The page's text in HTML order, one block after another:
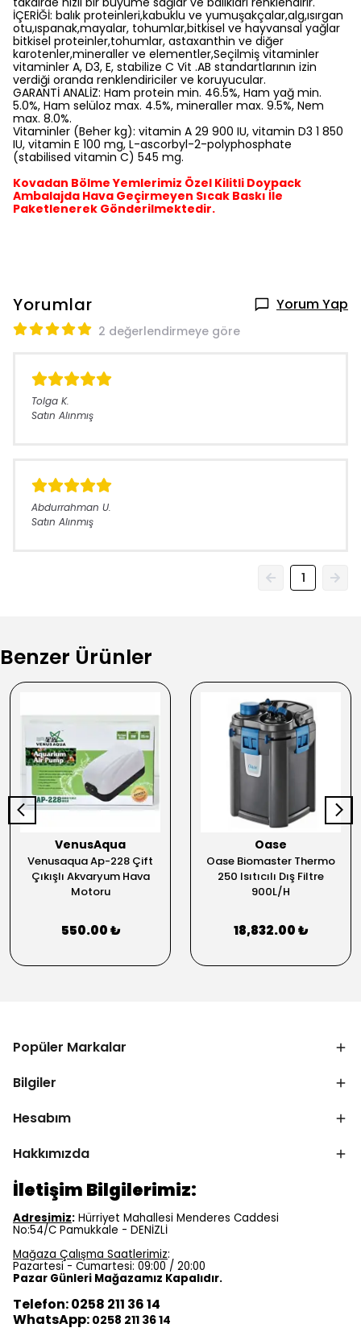
İÇERİĞİ: balık proteinleri,kabuklu ve yumuşakçalar,alg,ısırgan
otu,ıspanak,mayalar, tohumlar,bitkisel ve hayvansal yağlar
bitkisel proteinler,tohumlar, astaxanthin ve diğer
karotenler,mineraller ve elementler,Seçilmiş vitaminler
vitaminler A, D3, E, stabilize C Vit .AB standartlarının izin
verdiği oranda renklendiriciler ve koruyucular.
GARANTİ ANALİZ: Ham protein min. 46.5%, Ham yağ min.
5.0%, Ham selüloz max. 4.5%, mineraller max. 9.5%, Nem
max. 8.0%.
Vitaminler (Beher kg): vitamin A 29 900 IU, vitamin D3 1 850
IU, vitamin E 100 mg, L-ascorbyl-2-polyphosphate
(stabilised vitamin C) 545 mg.
Kovadan Bölme Yemlerimiz Özel Kilitli Doypack
Ambalajda Hava Geçirmeyen Sıcak Baskı İle
Paketlenerek Gönderilmektedir.
Yorumlar Yorum Yap
2 değerlendirmeye göre
Tolga K.
Satın Alınmış
Abdurrahman U.
Satın Alınmış
1
Benzer Ürünler
VenusAqua
Venusaqua Ap-228 Çift
Çıkışlı Akvaryum Hava
Motoru
550.00 ₺
Oase
Oase Biomaster Thermo
250 Isıtıcılı Dış Filtre
900L/H
18,832.00 ₺
Popüler Markalar
Bilgiler
Hesabım
Hakkımızda
İletişim Bilgilerimiz:
Adresimiz: Hürriyet Mahallesi Menderes Caddesi
No:54/C Pamukkale - DENİZLİ
Mağaza Çalışma Saatlerimiz:
Pazartesi - Cumartesi: 09:00 / 20:00
Pazar Günleri Mağazamız Kapalıdır.
Telefon: 0258 211 36 14
WhatsApp: 0258 211 36 14